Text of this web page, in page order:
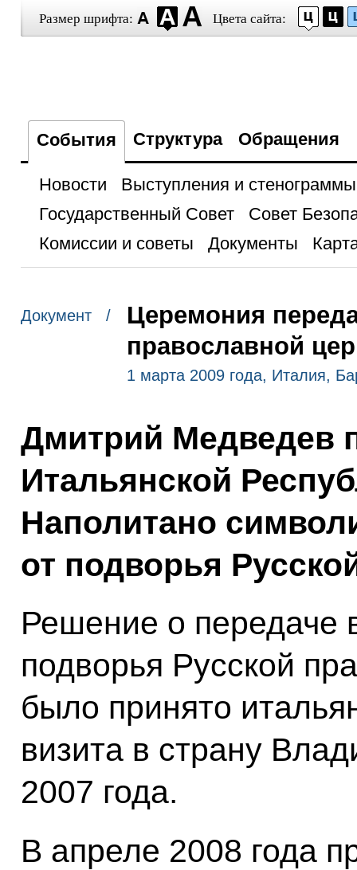
Размер шрифта: Цвета сайта:
События Структура Обращения
Новости
Выступления и стенограммы
Государственный Совет
Совет
Комиссии и советы
Документы
Документ /
Церемония
православной
1 марта 2009 года, Италия,
Дмитрий Медведев
Итальянской
Наполитано
от подворья
Решение о передаче
подворья Русской
было принято
визита в страну
2007 года.
В апреле 2008 года